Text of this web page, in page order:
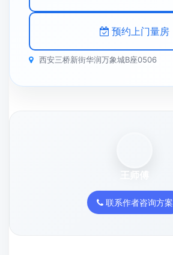
预约上门量房
西安三桥新街华润万象城B座0506
王师傅
联系作者咨询方案